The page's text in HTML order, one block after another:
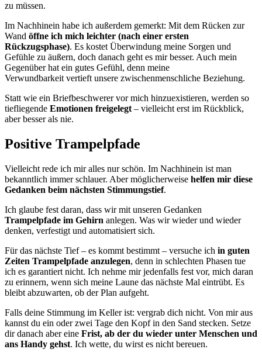
zu müssen.
Im Nachhinein habe ich außerdem gemerkt: Mit dem Rücken zur
Wand öffne ich mich leichter (nach einer ersten
Rückzugsphase). Es kostet Überwindung meine Sorgen und
Gefühle zu äußern, doch danach geht es mir besser. Auch mein
Gegenüber hat ein gutes Gefühl, denn meine
Verwundbarkeit vertieft unsere zwischenmenschliche Beziehung.
Statt wie ein Briefbeschwerer vor mich hinzuexistieren, werden so
tiefliegende Emotionen freigelegt – vielleicht erst im Rückblick,
aber besser als nie.
Positive Trampelpfade
Vielleicht rede ich mir alles nur schön. Im Nachhinein ist man
bekanntlich immer schlauer. Aber möglicherweise helfen mir diese
Gedanken beim nächsten Stimmungstief.
Ich glaube fest daran, dass wir mit unseren Gedanken
Trampelpfade im Gehirn anlegen. Was wir wieder und wieder
denken, verfestigt und automatisiert sich.
Für das nächste Tief – es kommt bestimmt – versuche ich in guten
Zeiten Trampelpfade anzulegen, denn in schlechten Phasen tue
ich es garantiert nicht. Ich nehme mir jedenfalls fest vor, mich daran
zu erinnern, wenn sich meine Laune das nächste Mal eintrübt. Es
bleibt abzuwarten, ob der Plan aufgeht.
Falls deine Stimmung im Keller ist: vergrab dich nicht. Von mir aus
kannst du ein oder zwei Tage den Kopf in den Sand stecken. Setze
dir danach aber eine Frist, ab der du wieder unter Menschen und
ans Handy gehst. Ich wette, du wirst es nicht bereuen.